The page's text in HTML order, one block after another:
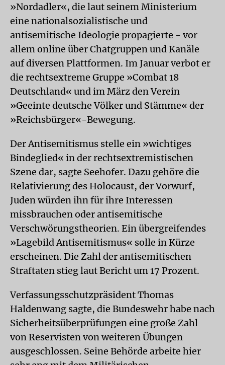
»Nordadler«, die laut seinem Ministerium
eine nationalsozialistische und
antisemitische Ideologie propagierte - vor
allem online über Chatgruppen und Kanäle
auf diversen Plattformen. Im Januar verbot er
die rechtsextreme Gruppe »Combat 18
Deutschland« und im März den Verein
»Geeinte deutsche Völker und Stämme« der
»Reichsbürger«-Bewegung.
Der Antisemitismus stelle ein »wichtiges
Bindeglied« in der rechtsextremistischen
Szene dar, sagte Seehofer. Dazu gehöre die
Relativierung des Holocaust, der Vorwurf,
Juden würden ihn für ihre Interessen
missbrauchen oder antisemitische
Verschwörungstheorien. Ein übergreifendes
»Lagebild Antisemitismus« solle in Kürze
erscheinen. Die Zahl der antisemitischen
Straftaten stieg laut Bericht um 17 Prozent.
Verfassungsschutzpräsident Thomas
Haldenwang sagte, die Bundeswehr habe nach
Sicherheitsüberprüfungen eine große Zahl
von Reservisten von weiteren Übungen
ausgeschlossen. Seine Behörde arbeite hier